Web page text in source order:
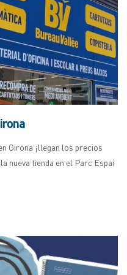
Girona ¡llegan los precios
nueva tienda en el Parc Espai